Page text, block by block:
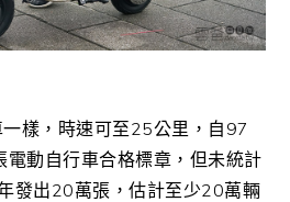
樣，時速可至25公里，自97
動自行車合格標章，但未統計
發出20萬張，估計至少20萬輛